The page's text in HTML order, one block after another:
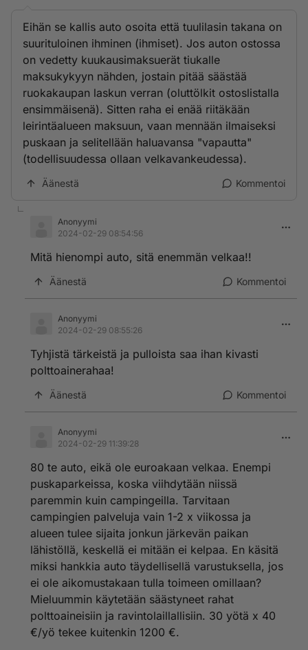
Eihän se kallis auto osoita että tuulilasin takana on
suurituloinen ihminen (ihmiset). Jos auton ostossa
on vedetty kuukausimaksuerät tiukalle
maksukykyyn nähden, jostain pitää säästää
ruokakaupan laskun verran (oluttölkit ostoslistalla
ensimmäisenä). Sitten raha ei enää riitäkään
leirintäalueen maksuun, vaan mennään ilmaiseksi
puskaan ja selitellään haluavansa "vapautta"
(todellisuudessa ollaan velkavankeudessa).
Äänestä Kommentoi
Anonyymi
2024-02-29 08:54:56
Mitä hienompi auto, sitä enemmän velkaa!!
Äänestä Kommentoi
Anonyymi
2024-02-29 08:55:26
Tyhjistä tärkeistä ja pulloista saa ihan kivasti
polttoainerahaa!
Äänestä Kommentoi
Anonyymi
2024-02-29 11:39:28
80 te auto, eikä ole euroakaan velkaa. Enempi
puskaparkeissa, koska viihdytään niissä
paremmin kuin campingeilla. Tarvitaan
campingien palveluja vain 1-2 x viikossa ja
alueen tulee sijaita jonkun järkevän paikan
lähistöllä, keskellä ei mitään ei kelpaa. En käsitä
miksi hankkia auto täydellisellä varustuksella, jos
ei ole aikomustakaan tulla toimeen omillaan?
Mieluummin käytetään säästyneet rahat
polttoaineisiin ja ravintolaillallisiin. 30 yötä x 40
€/yö tekee kuitenkin 1200 €.